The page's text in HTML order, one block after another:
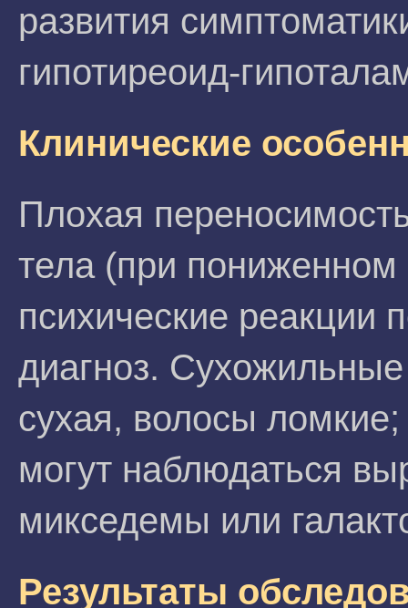
развития
гипотиреоид-
Клинические
Плохая
тела (при
психические реакции
диагноз.
сухая, волосы
могут наблюдаться
микседемы или
Результаты